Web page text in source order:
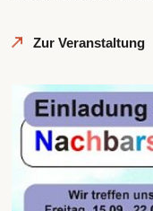
Zur Veranstaltung